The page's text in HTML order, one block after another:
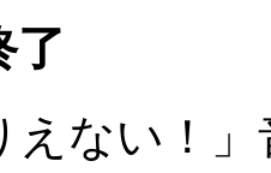
了
えない！